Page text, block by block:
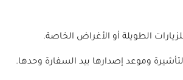
الطويلة أو الأغراض الخاصة.
وموعد إصدارها بيد السفارة وحدها.